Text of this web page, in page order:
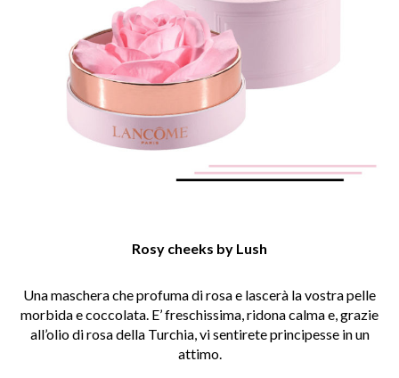
Rosy cheeks by Lush
Una maschera che profuma di rosa e lascerà la vostra pelle
morbida e coccolata. E’ freschissima, ridona calma e, grazie
all’olio di rosa della Turchia, vi sentirete principesse in un
attimo.